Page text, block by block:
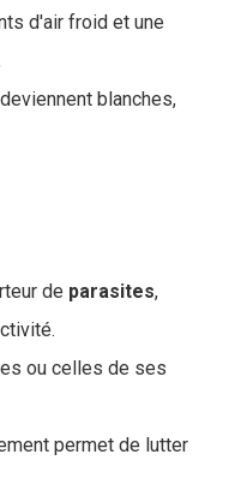
d'air froid et une
blanches,
de parasites,
ou celles de ses
permet de lutter